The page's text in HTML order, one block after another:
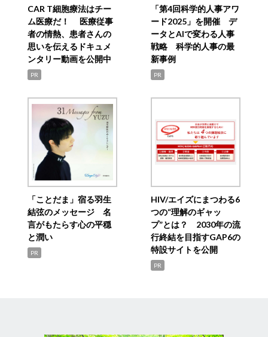
CAR T細胞療法はチー
ム医療だ！ 医療従事
者の情熱、患者さんの
思いを伝えるドキュメ
ンタリー動画を公開中
PR
「第4回科学的人事アワ
ード2025」を開催 デ
ータとAIで変わる人事
戦略 科学的人事の最
新事例
PR
「ことだま」宿る羽生
結弦のメッセージ 名
言がもたらす心の平穏
と潤い
PR
HIV/エイズにまつわる6
つの“理解のギャッ
プ”とは？ 2030年の流
行終結を目指すGAP6の
特設サイトを公開
PR